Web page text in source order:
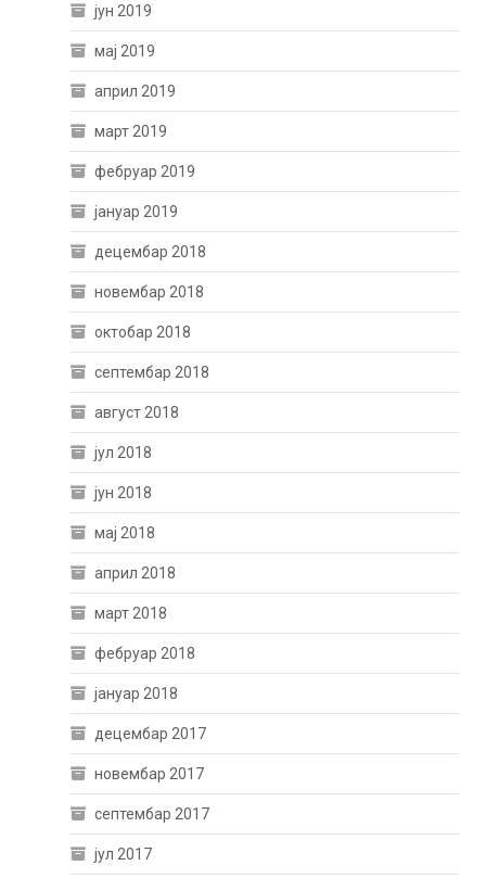
јун 2019
мај 2019
април 2019
март 2019
фебруар 2019
јануар 2019
децембар 2018
новембар 2018
октобар 2018
септембар 2018
август 2018
јул 2018
јун 2018
мај 2018
април 2018
март 2018
фебруар 2018
јануар 2018
децембар 2017
новембар 2017
септембар 2017
јул 2017